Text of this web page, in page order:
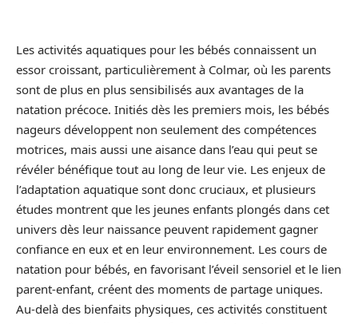
Les activités aquatiques pour les bébés connaissent un
essor croissant, particulièrement à Colmar, où les parents
sont de plus en plus sensibilisés aux avantages de la
natation précoce. Initiés dès les premiers mois, les bébés
nageurs développent non seulement des compétences
motrices, mais aussi une aisance dans l’eau qui peut se
révéler bénéfique tout au long de leur vie. Les enjeux de
l’adaptation aquatique sont donc cruciaux, et plusieurs
études montrent que les jeunes enfants plongés dans cet
univers dès leur naissance peuvent rapidement gagner
confiance en eux et en leur environnement. Les cours de
natation pour bébés, en favorisant l’éveil sensoriel et le lien
parent-enfant, créent des moments de partage uniques.
Au-delà des bienfaits physiques, ces activités constituent